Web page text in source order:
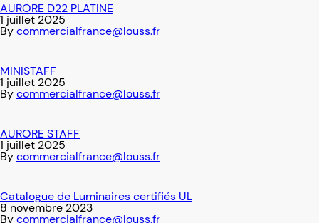
AURORE D22 PLATINE
1 juillet 2025
Bycommercialfrance@louss.fr
MINISTAFF
1 juillet 2025
Bycommercialfrance@louss.fr
AURORE STAFF
1 juillet 2025
Bycommercialfrance@louss.fr
Catalogue de Luminaires certifiés UL
8 novembre 2023
Bycommercialfrance@louss.fr